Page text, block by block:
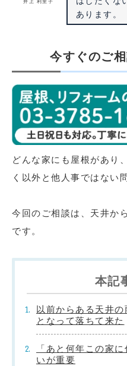
井上 利里子
あります。
今すぐのご
どんな家にも屋根があり
く以外と他人事ではない
今回のご相談は、天井か
です。
本記
以前からある天井
となって落ちて来た
「あと何年この家
いが重要